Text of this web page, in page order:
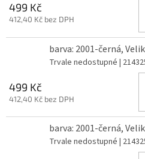
499 Kč
412,40 Kč bez DPH
barva: 2001-černá,
Trvale nedostupné |
499 Kč
412,40 Kč bez DPH
barva: 2001-černá,
Trvale nedostupné |